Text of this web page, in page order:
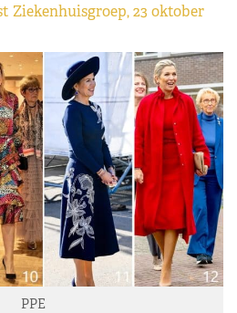
Ziekenhuisgroep, 23 oktober
PPE